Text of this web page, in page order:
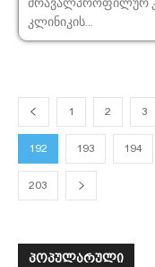
კლინიკის...
1 2 3
192 193 194
203
ᲞᲝᲞᲣᲚᲐᲠᲣᲚᲘ